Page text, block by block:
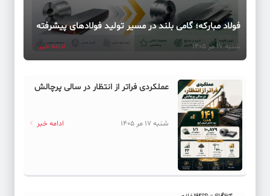
فولاد مبارکه؛ گامی بلند در مسیر تولید فولادهای پیشرفته
شنبه 17 مر 1405 ادامه خبر
عملکردی فراتر از انتظار در سالی پرچالش
شنبه 17 مر 1405 ادامه خبر